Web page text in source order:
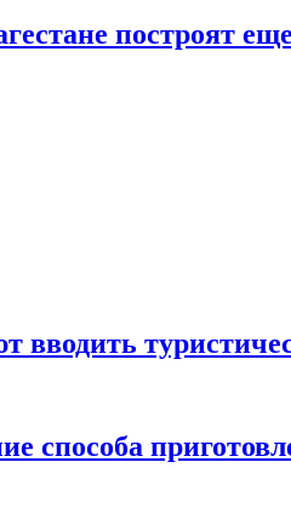
построят
вводить
способа